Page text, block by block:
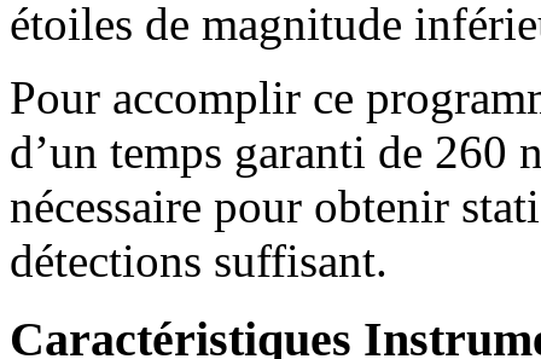
étoiles de magnitude
Pour accomplir ce
d’un temps garanti de
nécessaire pour obtenir
détections suffisant.
Caractéristiques